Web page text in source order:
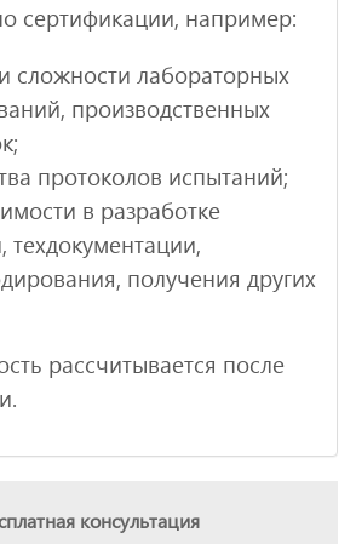
сертификации, например:
сложности лабораторных
производственных
протоколов испытаний;
в разработке
техдокументации,
получения других
рассчитывается после
консультация